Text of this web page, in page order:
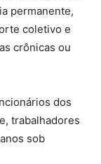
permanente,
coletivo e
crônicas ou
dos
trabalhadores
sob